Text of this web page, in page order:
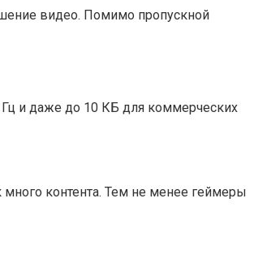
видео. Помимо пропускной
Гц и даже до 10 КБ для коммерческих
много контента. Тем не менее геймеры